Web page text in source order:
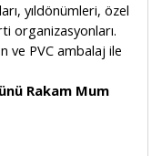
yıldönümleri, özel
organizasyonları.
ve PVC ambalaj ile
Rakam Mum